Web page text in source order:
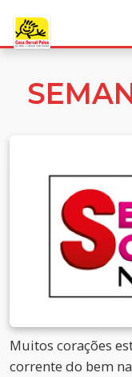
Muitos corações
corrente do bem na